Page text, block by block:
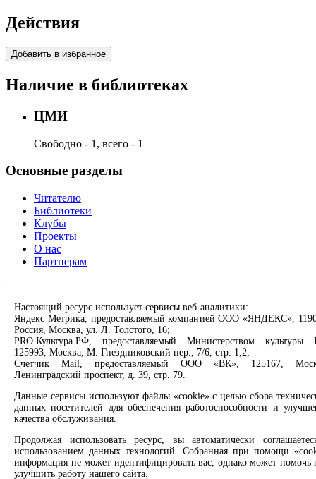
Действия
Добавить в избранное
Наличие в библиотеках
ЦМИ
Свободно - 1, всего - 1
Основные разделы
Читателю
Библиотеки
Клубы
Проекты
О нас
Партнерам
Продлить книгу
Спроси библиотекаря
Спроси краеведа
Оцените качество услуг
Направить обращение директору
Соцсети
Вконтакте
Max
Rutube
Настоящий ресурс использует сервисы веб-аналитики:
Яндекс Метрика, предоставляемый компанией ООО «ЯНДЕКС»,
Россия, Москва, ул. Л. Толстого, 16;
PRO.Культура.РФ, предоставляемый Министерством культуры
125993, Москва, М. Гнездниковский пер., 7/6, стр. 1,2;
Счетчик Mail, предоставляемый ООО «ВК», 125167,
Ленинградский проспект, д. 39, стр. 79.
Данные сервисы используют файлы «cookie» с целью сбора
данных посетителей для обеспечения работоспособности и
качества обслуживания.
Продолжая использовать ресурс, вы автоматически
использованием данных технологий. Собранная при помощи
информация не может идентифицировать вас, однако может помочь
улучшить работу нашего сайта.